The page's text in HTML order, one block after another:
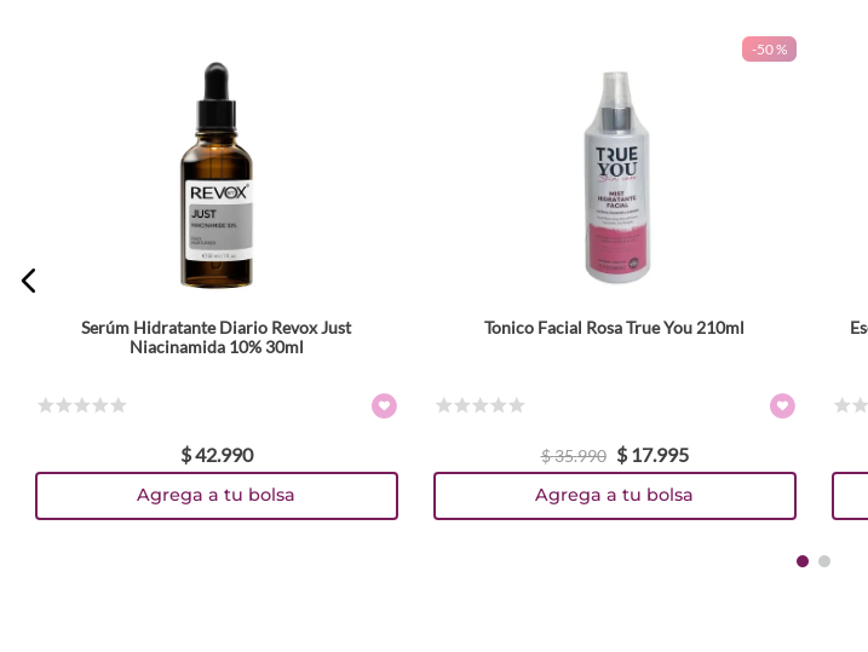
Serúm Hidratante Diario Revox Just
Niacinamida 10% 30ml
$42.990
Agrega a tu bolsa
-50 %
Tonico Facial Rosa True You 210ml
$35.990 $ 17.995
Agrega a tu bolsa